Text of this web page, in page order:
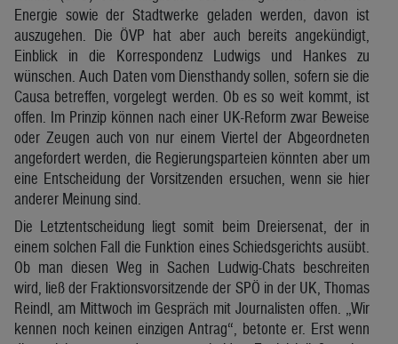
Energie sowie der Stadtwerke geladen werden, davon ist
auszugehen. Die ÖVP hat aber auch bereits angekündigt,
Einblick in die Korrespondenz Ludwigs und Hankes zu
wünschen. Auch Daten vom Diensthandy sollen, sofern sie die
Causa betreffen, vorgelegt werden. Ob es so weit kommt, ist
offen. Im Prinzip können nach einer UK-Reform zwar Beweise
oder Zeugen auch von nur einem Viertel der Abgeordneten
angefordert werden, die Regierungsparteien könnten aber um
eine Entscheidung der Vorsitzenden ersuchen, wenn sie hier
anderer Meinung sind.
Die Letztentscheidung liegt somit beim Dreiersenat, der in
einem solchen Fall die Funktion eines Schiedsgerichts ausübt.
Ob man diesen Weg in Sachen Ludwig-Chats beschreiten
wird, ließ der Fraktionsvorsitzende der SPÖ in der UK, Thomas
Reindl, am Mittwoch im Gespräch mit Journalisten offen. „Wir
kennen noch keinen einzigen Antrag“, betonte er. Erst wenn